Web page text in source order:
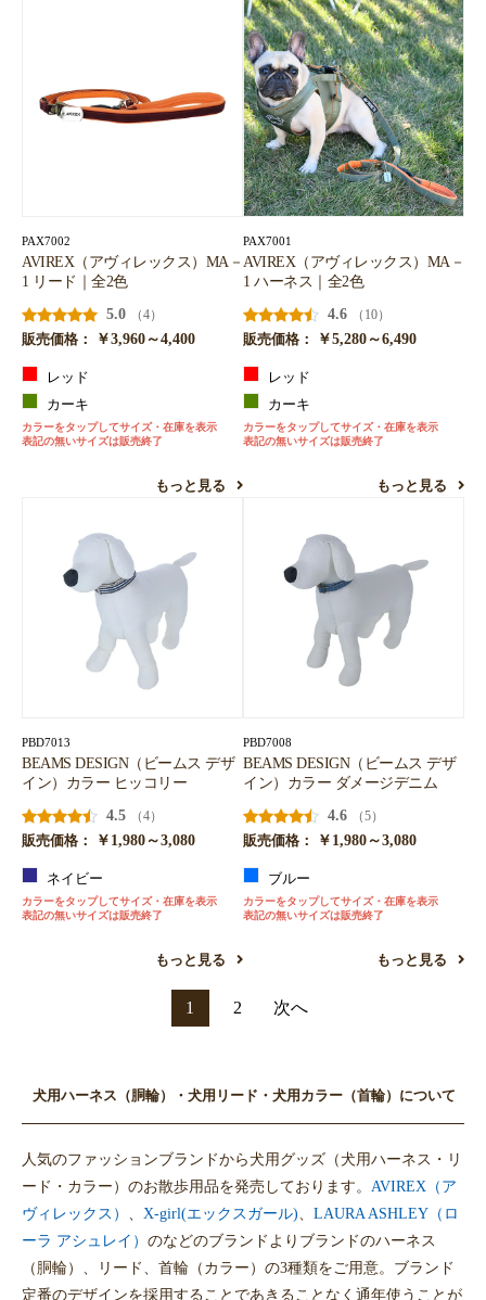
PAX7002
AVIREX（アヴィレックス）MA－
1 リード｜全2色
5.0
（4）
販売価格：
￥3,960～4,400
レッド
カーキ
カラーをタップしてサイズ・在庫を表示
表記の無いサイズは販売終了
もっと見る
PAX7001
AVIREX（アヴィレックス）MA－
1 ハーネス｜全2色
4.6
（10）
販売価格：
￥5,280～6,490
レッド
カーキ
カラーをタップしてサイズ・在庫を表示
表記の無いサイズは販売終了
もっと見る
PBD7013
BEAMS DESIGN（ビームス デザ
イン）カラー ヒッコリー
4.5
（4）
販売価格：
￥1,980～3,080
ネイビー
カラーをタップしてサイズ・在庫を表示
表記の無いサイズは販売終了
もっと見る
PBD7008
BEAMS DESIGN（ビームス デザ
イン）カラー ダメージデニム
4.6
（5）
販売価格：
￥1,980～3,080
ブルー
カラーをタップしてサイズ・在庫を表示
表記の無いサイズは販売終了
もっと見る
1 2 次へ
犬用ハーネス（胴輪）・犬用リード・犬用カラー（首輪）について
人気のファッションブランドから犬用グッズ（犬用ハーネス・リ
ード・カラー）のお散歩用品を発売しております。 AVIREX（ア
ヴィレックス） 、 X-girl(エックスガール)、 LAURA ASHLEY（ロ
ーラ アシュレイ） のなどのブランドよりブランドのハーネス
（胴輪）、リード、首輪（カラー）の3種類をご用意。ブランド
定番のデザインを採用することであきることなく通年使うことが